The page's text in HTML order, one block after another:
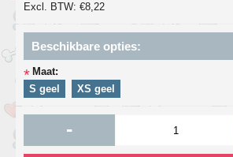
Excl. BTW: €8,22
Beschikbare opties:
* Maat:
S geel
XS geel
-